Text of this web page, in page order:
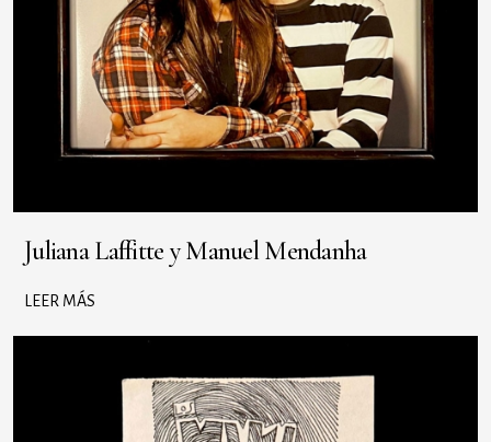
Juliana Laffitte y Manuel Mendanha
LEER MÁS